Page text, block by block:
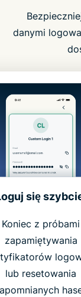
danymi
się
Koniec z próbami
zapamiętywania
lub resetowania